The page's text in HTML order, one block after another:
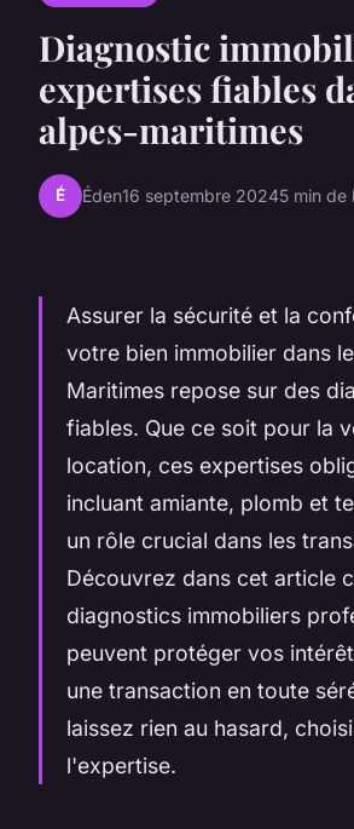
Diagnostic
expertises fiables
alpes-maritimes
É Éden16 septembre 20245 min de
Assurer la sécurité et la
votre bien immobilier dans
Maritimes repose sur des
fiables. Que ce soit pour la
location, ces expertises
incluant amiante, plomb et
un rôle crucial dans les
Découvrez dans cet article
diagnostics immobiliers
peuvent protéger vos
une transaction en toute
laissez rien au hasard,
l'expertise.